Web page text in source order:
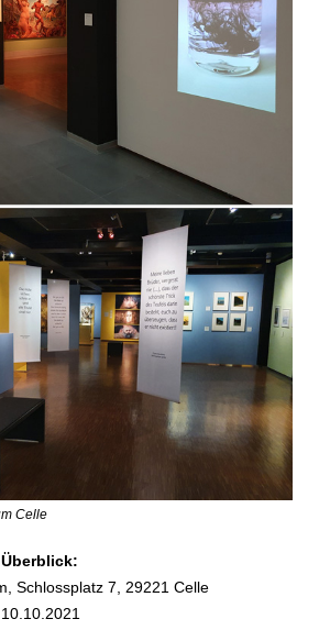
Celle
Schlossplatz 7, 29221 Celle